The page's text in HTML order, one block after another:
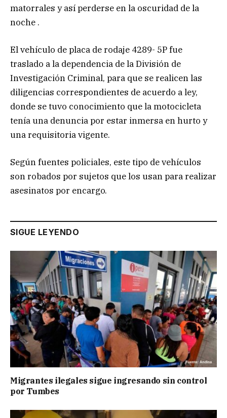
matorrales y así perderse en la oscuridad de la
noche .
El vehículo de placa de rodaje 4289- 5P fue
traslado a la dependencia de la División de
Investigación Criminal, para que se realicen las
diligencias correspondientes de acuerdo a ley,
donde se tuvo conocimiento que la motocicleta
tenía una denuncia por estar inmersa en hurto y
una requisitoria vigente.
Según fuentes policiales, este tipo de vehículos
son robados por sujetos que los usan para realizar
asesinatos por encargo.
SIGUE LEYENDO
Migrantes ilegales sigue ingresando sin control
por Tumbes